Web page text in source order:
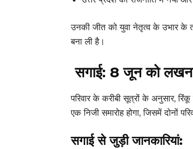
उनकी जीत को युवा नेतृत्व के उभार के
बना ली है।
सगाई: 8 जून को
परिवार के करीबी सूत्रों के अनुसार,
एक निजी समारोह होगा, जिसमें दोनों
सगाई से जुड़ी जानकारियां: